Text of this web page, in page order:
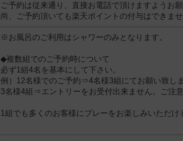
ご予約は従来通り、直接お電話で頂けますようお願
尚、ご予約頂いても楽天ポイントの付与はできませ
※お風呂のご利用はシャワーのみとなります。
◆複数組でのご予約時について
必ず1組4名を基本にして下さい。
例）12名様でのご予約⇒4名様3組にてお願い致しま
3名様4組⇒エントリーをお受付出来ません。ご注意
1組でも多くのお客様にプレーをお楽しみいただ